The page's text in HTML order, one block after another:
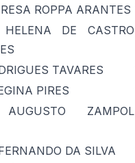
ROPPA ARANTES
HELENA DE CASTRO
TAVARES
PIRES
AUGUSTO ZAMPOL
DA SILVA